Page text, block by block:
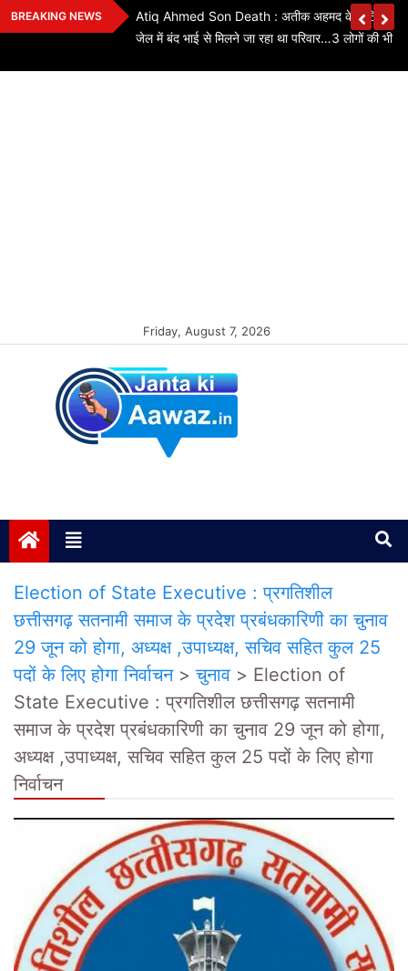
Skip
to
BREAKING NEWS
के लिए बड़ी
पद बढ़े…यहां
Atiq Ahmed Son Death : अतीक अहमद के छोटे बेटे
जेल में बंद भाई से मिलने जा रहा था परिवार…3 लोगों की भी
Friday, August 7, 2026
Election of State Executive : प्रगतिशील
छत्तीसगढ़ सतनामी समाज के प्रदेश प्रबंधकारिणी का चुनाव
29 जून को होगा, अध्यक्ष ,उपाध्यक्ष, सचिव सहित कुल 25
पदों के लिए होगा निर्वाचन>चुनाव > Election of
State Executive : प्रगतिशील छत्तीसगढ़ सतनामी
समाज के प्रदेश प्रबंधकारिणी का चुनाव 29 जून को होगा,
अध्यक्ष ,उपाध्यक्ष, सचिव सहित कुल 25 पदों के लिए होगा
निर्वाचन